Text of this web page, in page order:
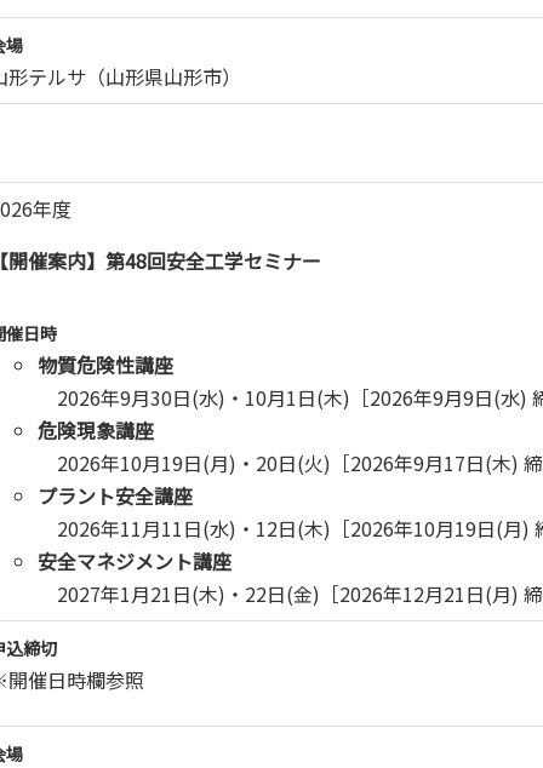
場
形テルサ（山形県山形市）
年度
【開催案内】第48回安全工学セミナー
催日時
物質危険性講座
2026年9月30日(水)・10月1日(木)［2026年9月9日(水)
危険現象講座
2026年10月19日(月)・20日(火)［2026年9月17日(木)
プラント安全講座
2026年11月11日(水)・12日(木)［2026年10月19日(月)
安全マネジメント講座
2027年1月21日(木)・22日(金)［2026年12月21日(月)
込締切
催日時欄参照
場